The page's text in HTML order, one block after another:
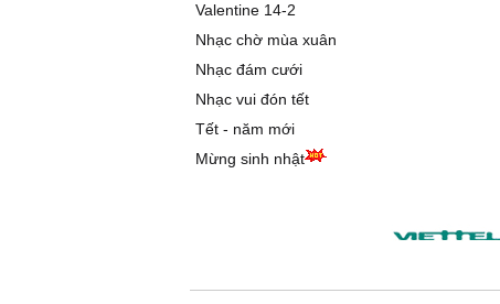
Valentine 14-2
Nhạc chờ mùa xuân
Nhạc đám cưới
Nhạc vui đón tết
Tết - năm mới
Mừng sinh nhật